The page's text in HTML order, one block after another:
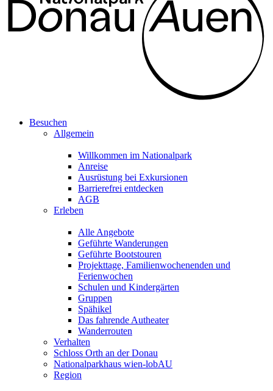
Besuchen
Allgemein
Willkommen im Nationalpark
Anreise
Ausrüstung bei Exkursionen
Barrierefrei entdecken
AGB
Erleben
Alle Angebote
Geführte Wanderungen
Geführte Bootstouren
Projekttage, Familienwochenenden und
Ferienwochen
Schulen und Kindergärten
Gruppen
Spähikel
Das fahrende Autheater
Wanderrouten
Verhalten
Schloss Orth an der Donau
Nationalparkhaus wien-lobAU
Region